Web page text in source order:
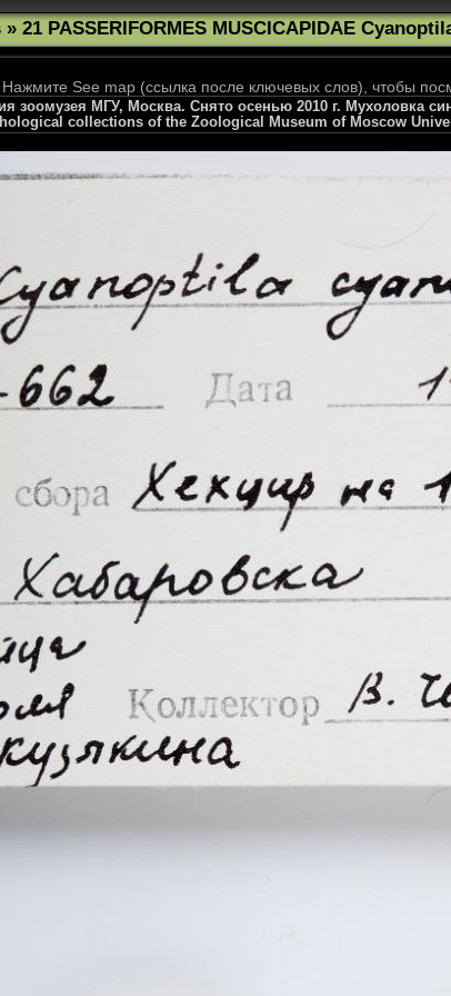
» 21 PASSERIFORMES MUSCICAPIDAE
Нажмите See map (ссылка после ключевых слов), чтобы
зоомузея МГУ, Москва. Снято осенью 2010 г. Мухоловка
collections of the Zoological Museum of Moscow